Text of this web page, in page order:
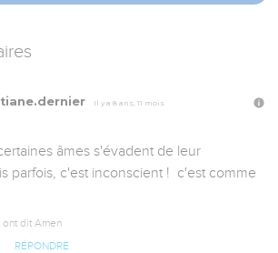
Il y a 8 ans, 11 mois
âmes s'évadent de leur
parfois, c'est inconscient !  c'est comme
dit Amen
RÉPONDRE